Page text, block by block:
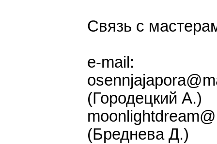
Связь с
e-mail:
(Городецкий А.)
(Бреднева Д.)